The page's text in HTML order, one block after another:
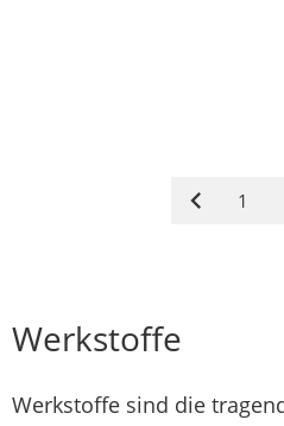
Vorige
1
Werkstoffe
Werkstoffe sind die